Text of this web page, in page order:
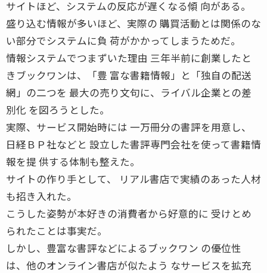
サイトほど、システムの反応が遅くなる傾 向がある。
盛り込む情報が多いほど、実際の 購買活動とは関係のな
い部分でシステムに負 荷がかかってしまうためだ。
情報システムでつまずいた理由 三年半前に創業したと
きブックワンは、「豊 富な書籍情報」と「独自の配送
網」の二つを 最大の売り文句に、ライバル企業との差
別化 を図ろうとした。
実際、サービス開始時には 一万冊分の書評を用意し、
日経ＢＰ社などと 設立した書評専門会社を使って書籍情
報を提 供する体制も整えた。
サイトの作り手として、 リアル書店で実績のあった人材
も招き入れた。
こうした姿勢が本好きの消費者から好意的に 受けとめ
られたことは事実だ。
しかし、豊富な書評などによるブックワン の優位性
は、他のオンライン書店が似たよう なサービスを拡充